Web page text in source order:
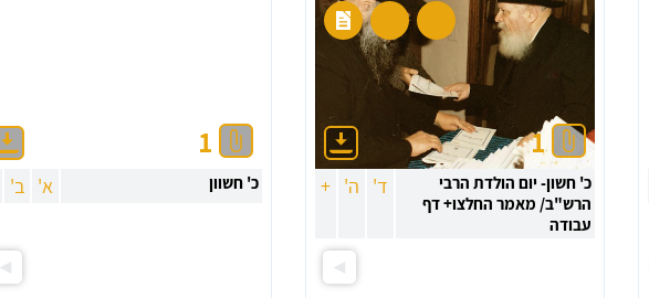
1
כ' חשון- יום הולדת הרבי
הרש"ב/ מאמר החלצו+ דף
עבודה
ד' ה' +
1
כ' חשוון א' ב'